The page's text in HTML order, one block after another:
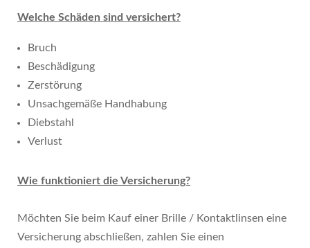
Welche Schäden sind versichert?
Bruch
Beschädigung
Zerstörung
Unsachgemäße Handhabung
Diebstahl
Verlust
Wie funktioniert die Versicherung?
Möchten Sie beim Kauf einer Brille / Kontaktlinsen eine
Versicherung abschließen, zahlen Sie einen